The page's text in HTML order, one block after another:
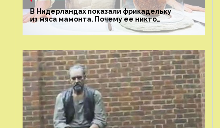
В Нидерландах показали фрикадельку
из мяса мамонта. Почему ее никто